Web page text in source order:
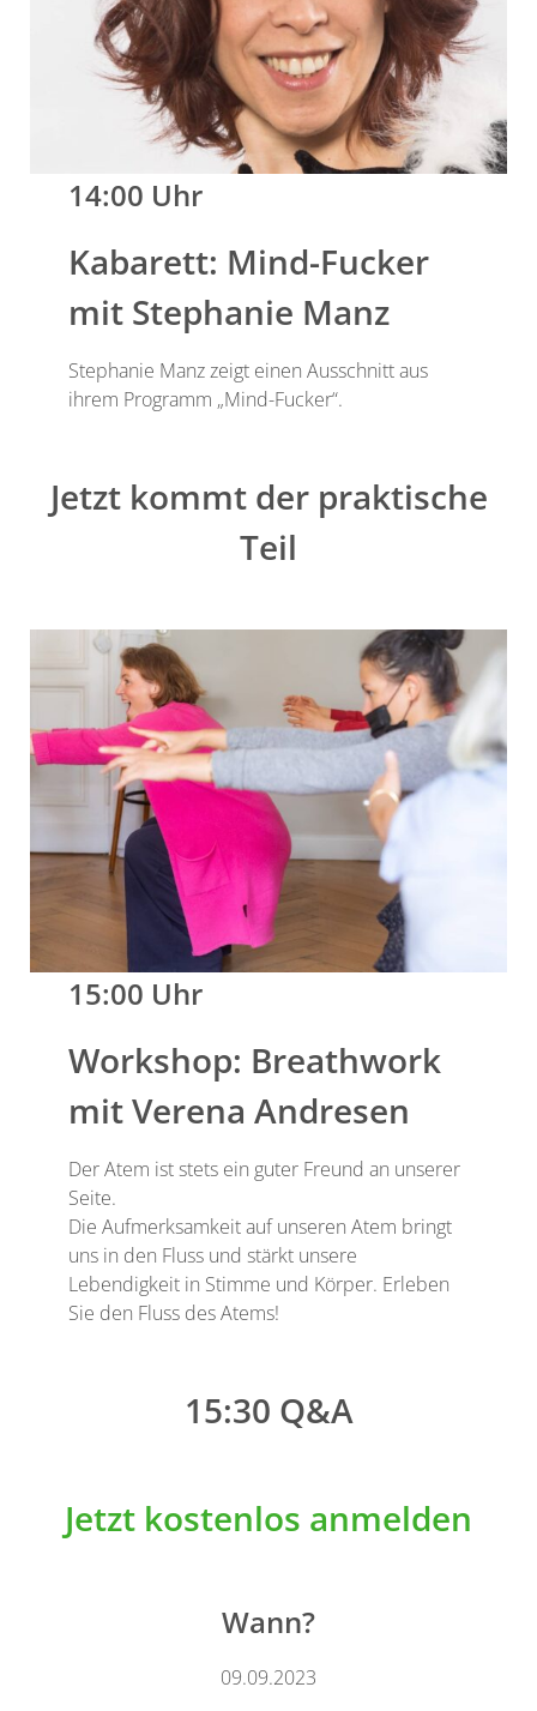
14:00 Uhr
Kabarett: Mind-Fucker
mit Stephanie Manz
Stephanie Manz zeigt einen Ausschnitt aus
ihrem Programm „Mind-Fucker“.
Jetzt kommt der praktische
Teil
15:00 Uhr
Workshop: Breathwork
mit Verena Andresen
Der Atem ist stets ein guter Freund an unserer
Seite.
Die Aufmerksamkeit auf unseren Atem bringt
uns in den Fluss und stärkt unsere
Lebendigkeit in Stimme und Körper. Erleben
Sie den Fluss des Atems!
15:30 Q&A
Jetzt kostenlos anmelden
Wann?
09.09.2023